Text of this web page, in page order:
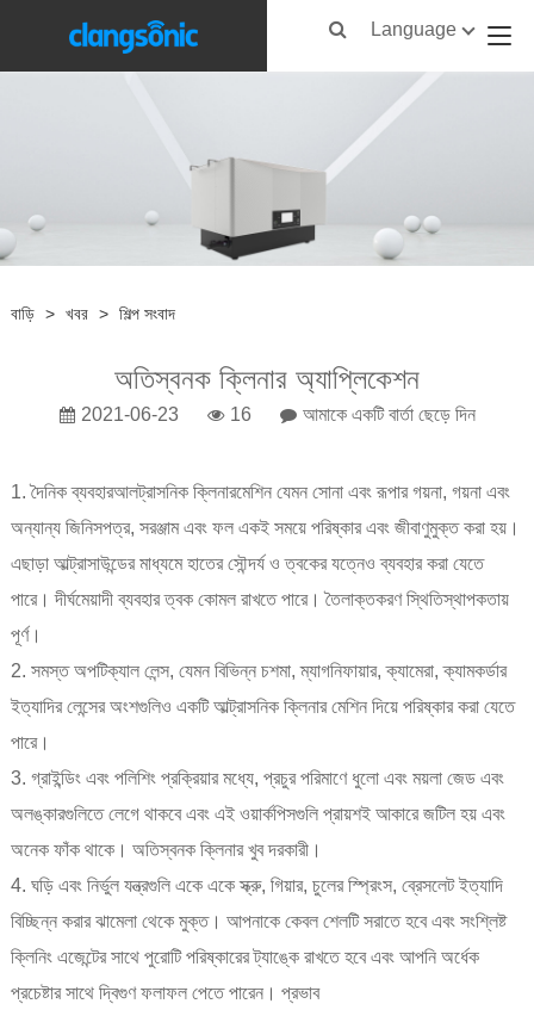
Language
বাড়ি > খবর > শিল্প সংবাদ
অতিস্বনক ক্লিনার অ্যাপ্লিকেশন
2021-06-23 16 আমাকে একটি বার্তা ছেড়ে দিন
1. দৈনিক ব্যবহারআলট্রাসনিক ক্লিনারমেশিন যেমন সোনা এবং রূপার গয়না, গয়না এবং
অন্যান্য জিনিসপত্র, সরঞ্জাম এবং ফল একই সময়ে পরিষ্কার এবং জীবাণুমুক্ত করা হয়।
এছাড়া আল্ট্রাসাউন্ডের মাধ্যমে হাতের সৌন্দর্য ও ত্বকের যত্নেও ব্যবহার করা যেতে
পারে। দীর্ঘমেয়াদী ব্যবহার ত্বক কোমল রাখতে পারে। তৈলাক্তকরণ স্থিতিস্থাপকতায়
পূর্ণ।
2. সমস্ত অপটিক্যাল লেন্স, যেমন বিভিন্ন চশমা, ম্যাগনিফায়ার, ক্যামেরা, ক্যামকর্ডার
ইত্যাদির লেন্সের অংশগুলিও একটি আল্ট্রাসনিক ক্লিনার মেশিন দিয়ে পরিষ্কার করা যেতে
পারে।
3. গ্রাইন্ডিং এবং পলিশিং প্রক্রিয়ার মধ্যে, প্রচুর পরিমাণে ধুলো এবং ময়লা জেড এবং
অলঙ্কারগুলিতে লেগে থাকবে এবং এই ওয়ার্কপিসগুলি প্রায়শই আকারে জটিল হয় এবং
অনেক ফাঁক থাকে। অতিস্বনক ক্লিনার খুব দরকারী।
4. ঘড়ি এবং নির্ভুল যন্ত্রগুলি একে একে স্ক্রু, গিয়ার, চুলের স্প্রিংস, ব্রেসলেট ইত্যাদি
বিচ্ছিন্ন করার ঝামেলা থেকে মুক্ত। আপনাকে কেবল শেলটি সরাতে হবে এবং সংশ্লিষ্ট
ক্লিনিং এজেন্টের সাথে পুরোটি পরিষ্কারের ট্যাঙ্কে রাখতে হবে এবং আপনি অর্ধেক
প্রচেষ্টার সাথে দ্বিগুণ ফলাফল পেতে পারেন। প্রভাব